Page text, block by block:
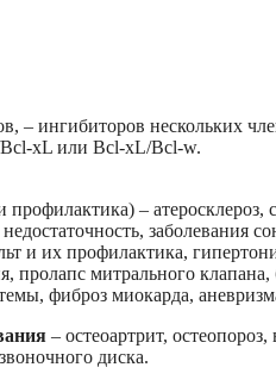
– ингибиторов нескольких
xL или Bcl-xL/Bcl-w.
профилактика) – атеросклероз,
заболевания
и их профилактика,
пролапс митрального
фиброз миокарда,
– остеоартрит,
диска.